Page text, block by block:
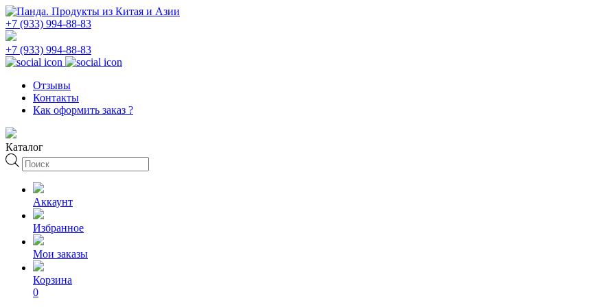
+7 (933) 994-88-83
+7 (933) 994-88-83
Отзывы
Контакты
Как оформить заказ ?
Каталог
Поиск
товаров
Аккаунт
Избранное
Мои заказы
Корзина
0